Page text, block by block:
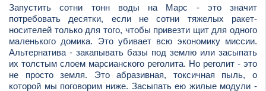
Запустить сотни тонн воды на Марс - это значит
потребовать десятки, если не сотни тяжелых ракет-
носителей только для того, чтобы привезти щит для одного
маленького домика. Это убивает всю экономику миссии.
Альтернатива - закапывать базы под землю или засыпать
их толстым слоем марсианского реголита. Но реголит - это
не просто земля. Это абразивная, токсичная пыль, о
которой мы поговорим ниже. Засыпать ею жилые модули -